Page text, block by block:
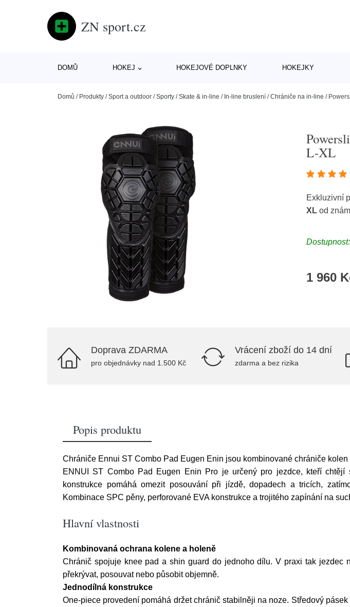
ZN sport.cz
DOMŮ HOKEJ HOKEJOVÉ DOPLNKY HOKEJKY
Domů / Produkty /Sport a outdoor /Sporty /Skate & in-line / In-line bruslení /Chrániče na in-line /
L-XL
Exkluzivní
XL od
1 960
Doprava ZDARMA
pro objednávky nad 1.500 Kč
Vrácení zboží do 14 dní
zdarma a bez rizika
Popis produktu
Chrániče Ennui ST Combo Pad Eugen Enin jsou kombinované chrániče
ENNUI ST Combo Pad Eugen Enin Pro je určený pro jezdce, kteří
konstrukce pomáhá omezit posouvání při jízdě, dopadech a tricích,
Kombinace SPC pěny, perforované EVA konstrukce a trojitého zapínání na
Hlavní vlastnosti
Kombinovaná ochrana kolene a holeně
Chránič spojuje knee pad a shin guard do jednoho dílu. V praxi tak jezdec
překrývat, posouvat nebo působit objemně.
Jednodílná konstrukce
One-piece provedení pomáhá držet chránič stabilněji na noze. Středový